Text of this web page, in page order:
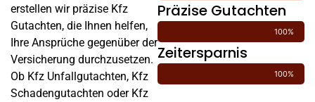
Präzise Gutachten
100%
Zeitersparnis
100%
erstellen wir präzise Kfz
Gutachten, die Ihnen helfen,
Ihre Ansprüche gegenüber der
Versicherung durchzusetzen.
Ob Kfz Unfallgutachten, Kfz
Schadengutachten oder Kfz